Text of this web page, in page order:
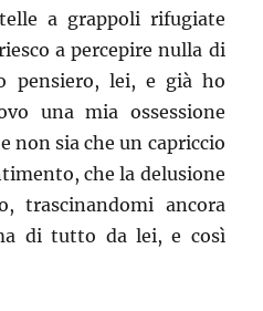
a grappoli rifugiate
a percepire nulla di
pensiero, lei, e già ho
una mia ossessione
non sia che un capriccio
che la delusione
trascinandomi ancora
di tutto da lei, e così